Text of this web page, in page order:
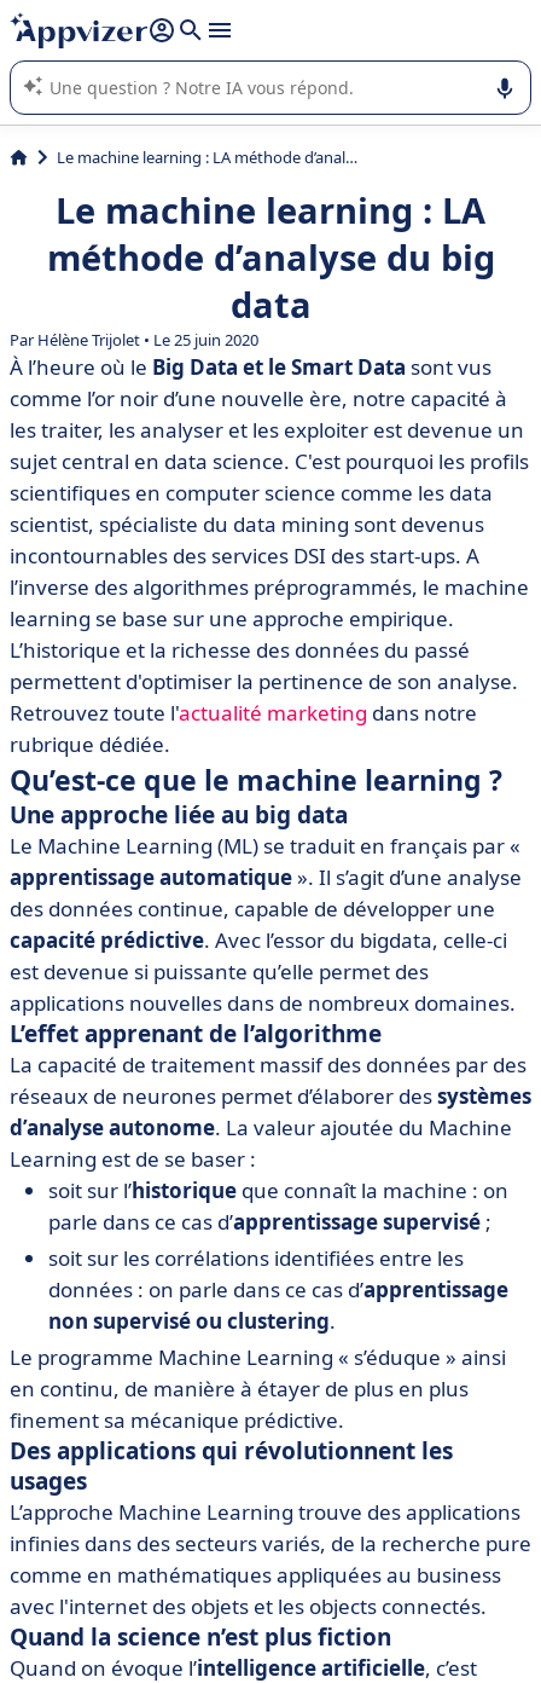
répondre (plusieurs lignes avec
L'IA de Appvizer vous guide dans l'utilisation ou la sélection de
logiciel SaaS en entreprise.
Le machine learning : LA méthode d’analyse du big data
Le machine learning : LA
méthode d’analyse du big
data
Par Hélène Trijolet • Le 25 juin 2020
À l’heure où le Big Data et le Smart Data sont vus
comme l’or noir d’une nouvelle ère, notre capacité à
les traiter, les analyser et les exploiter est devenue un
sujet central en data science. C'est pourquoi les profils
scientifiques en computer science comme les data
scientist, spécialiste du data mining sont devenus
incontournables des services DSI des start-ups. A
l’inverse des algorithmes préprogrammés, le machine
learning se base sur une approche empirique.
L’historique et la richesse des données du passé
permettent d'optimiser la pertinence de son analyse.
Retrouvez toute l'actualité marketing dans notre
rubrique dédiée.
Qu’est-ce que le machine learning ?
Une approche liée au big data
Le Machine Learning (ML) se traduit en français par «
apprentissage automatique». Il s’agit d’une analyse
des données continue, capable de développer une
capacité prédictive. Avec l’essor du bigdata, celle-ci
est devenue si puissante qu’elle permet des
applications nouvelles dans de nombreux domaines.
L’effet apprenant de l’algorithme
La capacité de traitement massif des données par des
réseaux de neurones permet d’élaborer dessystèmes
d’analyse autonome. La valeur ajoutée du Machine
Learning est de se baser :
soit sur l’historique que connaît la machine : on
parle dans ce cas d’apprentissage supervisé ;
soit sur les corrélations identifiées entre les
données : on parle dans ce cas d’apprentissage
non supervisé ou clustering.
Le programme Machine Learning « s’éduque » ainsi
en continu, de manière à étayer de plus en plus
finement sa mécanique prédictive.
Des applications qui révolutionnent les
usages
L’approche Machine Learning trouve des applications
infinies dans des secteurs variés, de la recherche pure
comme en mathématiques appliquées au business
avec l'internet des objets et les objects connectés.
Quand la science n’est plus fiction
Quand on évoque l’intelligence artificielle, c’est